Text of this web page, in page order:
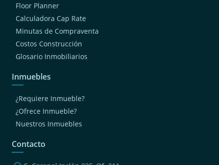
Floor Planner
Calculadora Cap Rate
Minutas de Compraventa
Costos Construcción
Glosario Inmobiliarios
Inmuebles
¿Requiere Inmueble?
¿Ofrece Inmueble?
Nuestros Inmuebles
Contacto